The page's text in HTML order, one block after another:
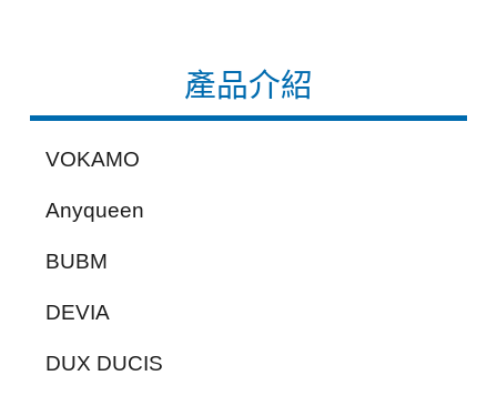
產品介紹
VOKAMO
Anyqueen
BUBM
DEVIA
DUX DUCIS